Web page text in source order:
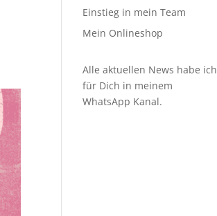
Einstieg in mein Team
Mein Onlineshop
Alle aktuellen News habe ich
für Dich in meinem
WhatsApp Kanal.